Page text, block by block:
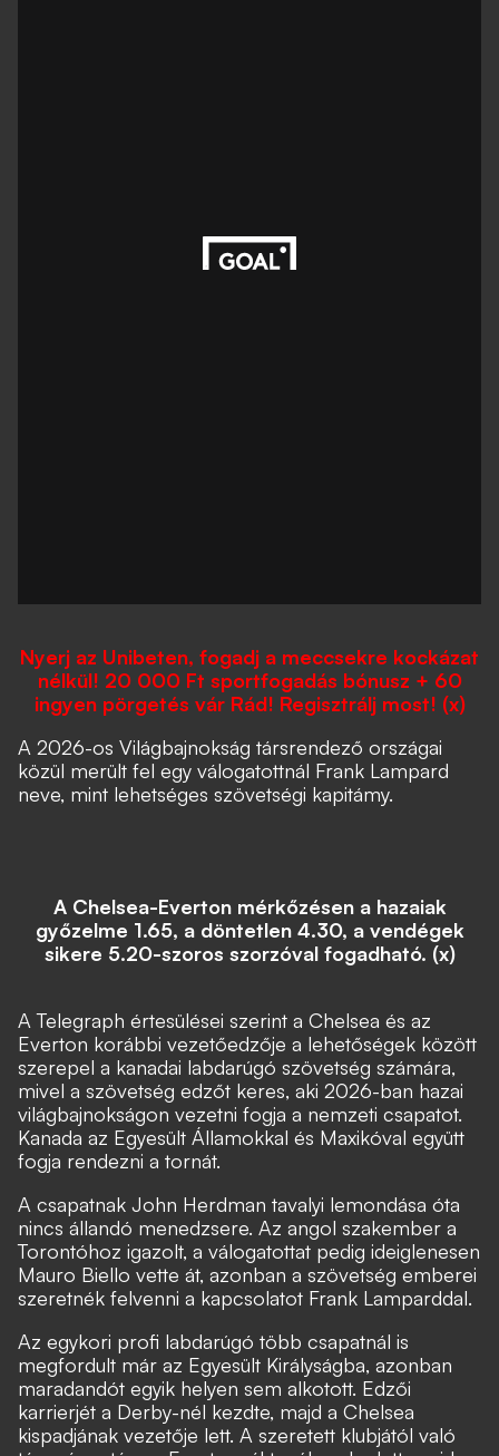
Nyerj az Unibeten, fogadj a meccsekre kockázat
nélkül! 20 000 Ft sportfogadás bónusz + 60
ingyen pörgetés vár Rád! Regisztrálj most! (x)
A 2026-os Világbajnokság társrendező országai
közül merült fel egy válogatottnál Frank Lampard
neve, mint lehetséges szövetségi kapitámy.
A Chelsea-Everton mérkőzésen a hazaiak
győzelme 1.65, a döntetlen 4.30, a vendégek
sikere 5.20-szoros szorzóval fogadható. (x)
A Telegraph értesülései szerint a Chelsea és az
Everton korábbi vezetőedzője a lehetőségek között
szerepel a kanadai labdarúgó szövetség számára,
mivel a szövetség edzőt keres, aki 2026-ban hazai
világbajnokságon vezetni fogja a nemzeti csapatot.
Kanada az Egyesült Államokkal és Maxikóval együtt
fogja rendezni a tornát.
A csapatnak John Herdman tavalyi lemondása óta
nincs állandó menedzsere. Az angol szakember a
Torontóhoz igazolt, a válogatottat pedig ideiglenesen
Mauro Biello vette át, azonban a szövetség emberei
szeretnék felvenni a kapcsolatot Frank Lamparddal.
Az egykori profi labdarúgó több csapatnál is
megfordult már az Egyesült Királyságba, azonban
maradandót egyik helyen sem alkotott. Edzői
karrierjét a Derby-nél kezdte, majd a Chelsea
kispadjának vezetője lett. A szeretett klubjától való